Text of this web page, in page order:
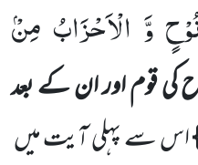
وَّ الْاَحْزَابُ مِنْۢ
قوم اور ان کے بعد
اس سے پہلی آیت میں